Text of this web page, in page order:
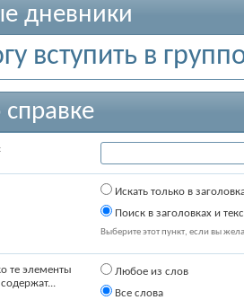
дневники
вступить в
Искать только в
Поиск в заголовках и
Выберите этот пункт, если вы
те элементы
Любое из слов
Все слова